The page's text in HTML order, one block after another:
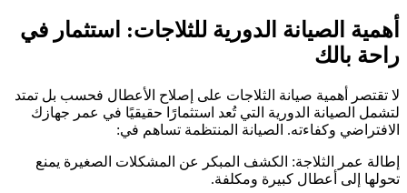
أهمية الصيانة الدورية للثلاجات: استثمار في
راحة بالك
لا تقتصر أهمية صيانة الثلاجات على إصلاح الأعطال فحسب بل تمتد
لتشمل الصيانة الدورية التي تُعد استثمارًا حقيقيًا في عمر جهازك
الافتراضي وكفاءته. الصيانة المنتظمة تساهم في:
إطالة عمر الثلاجة: الكشف المبكر عن المشكلات الصغيرة يمنع
تحولها إلى أعطال كبيرة ومكلفة.